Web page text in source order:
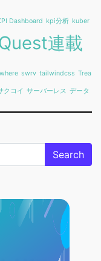
Dashboard kpi分析 kuber
連載
swrv tailwindcss Trea
クコイ サーバーレス データ